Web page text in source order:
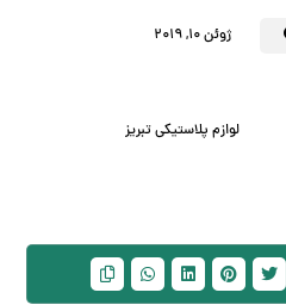
ژوئن ۱۰, ۲۰۱۹
لوازم پلاستیکی تبریز